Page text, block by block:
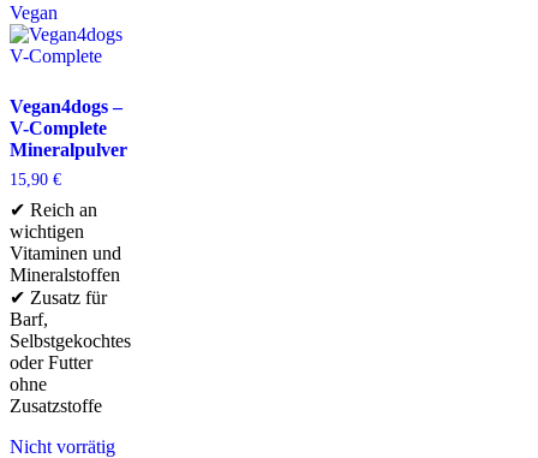
Vegan
Vegan4dogs –
V-Complete
Mineralpulver
15,90 €
✔ Reich an
wichtigen
Vitaminen und
Mineralstoffen
✔ Zusatz für
Barf,
Selbstgekochtes
oder Futter
ohne
Zusatzstoffe
Nicht vorrätig